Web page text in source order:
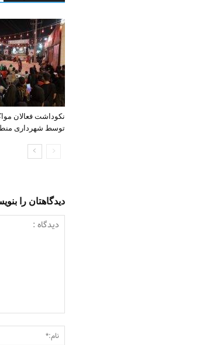
نکوداشت فعالان
توسط شهرداری
دیدگاهتان را